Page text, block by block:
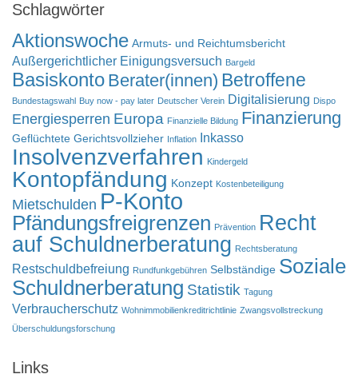
Schlagwörter
Aktionswoche Armuts- und Reichtumsbericht
Außergerichtlicher Einigungsversuch Bargeld
Basiskonto Berater(innen) Betroffene
Bundestagswahl Buy now - pay later Deutscher Verein Digitalisierung Dispo
Energiesperren Europa Finanzielle Bildung Finanzierung
Geflüchtete Gerichtsvollzieher Inflation Inkasso
Insolvenzverfahren Kindergeld
Kontopfändung Konzept Kostenbeteiligung
Mietschulden P-Konto
Pfändungsfreigrenzen Prävention Recht
auf Schuldnerberatung Rechtsberatung
Restschuldbefreiung Rundfunkgebühren Selbständige Soziale
Schuldnerberatung Statistik Tagung
Verbraucherschutz Wohnimmobilienkreditrichtlinie Zwangsvollstreckung
Überschuldungsforschung
Links